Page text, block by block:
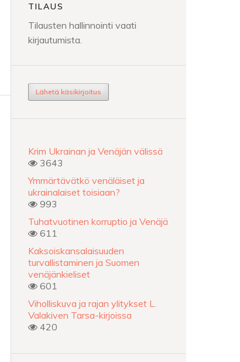
TILAUS
Tilausten hallinnointi vaati
kirjautumista.
Lähetä käsikirjoitus
Krim Ukrainan ja Venäjän välissä
3643
Ymmärtävätkö venäläiset ja
ukrainalaiset toisiaan?
993
Tuhatvuotinen korruptio ja Venäjä
611
Kaksoiskansalaisuuden
turvallistaminen ja Suomen
venäjänkieliset
601
Viholliskuva ja rajan ylitykset L.
Valakiven Tarsa-kirjoissa
420